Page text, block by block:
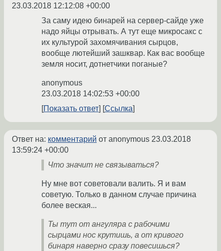
23.03.2018 12:12:08 +00:00
За саму идею бинарей на сервер-сайде уже
надо яйцы отрывать. А тут еще микросакс с
их культурой захомячивания сырцов,
вообще лютейший зашквар. Как вас вообще
земля носит, дотнетчики поганые?
anonymous
23.03.2018 14:02:53 +00:00
Показать ответ
Ссылка
Ответ на: комментарий от anonymous 23.03.2018
13:59:24 +00:00
Что значит не связываться?
Ну мне вот советовали валить. Я и вам
советую. Только в данном случае причина
более веская...
Ты тут от ангуляра с рабочими
сырцами нос крутишь, а от кривого
бинаря наверно сразу повесишься?